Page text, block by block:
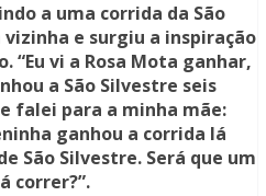
a uma corrida da São
e surgiu a inspiração
“Eu vi a Rosa Mota ganhar,
a São Silvestre seis
falei para a minha mãe:
ganhou a corrida lá
São Silvestre. Será que um
correr?”.